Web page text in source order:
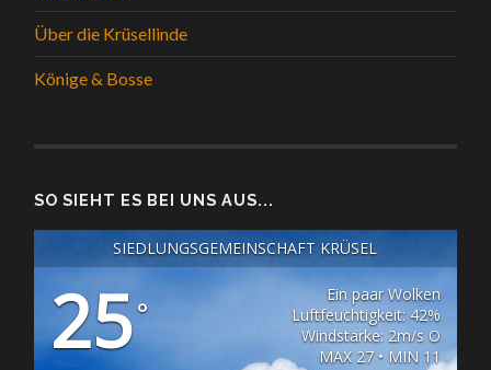
Über die Krüsellinde
Könige & Bosse
SO SIEHT ES BEI UNS AUS...
SIEDLUNGSGEMEINSCHAFT KRÜSEL
25°
Ein paar Wolken
Luftfeuchtigkeit: 42%
Windstärke: 2m/s O
MAX 27 • MIN 11